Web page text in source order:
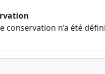
conservation n’a été